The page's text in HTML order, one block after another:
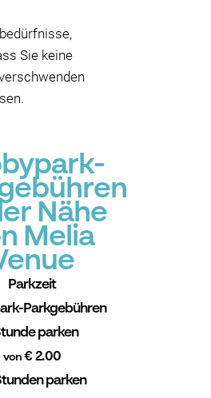
Sie keine
Nähe
Melia
Parkzeit
Parkgebühren
parken
von € 2.00
parken